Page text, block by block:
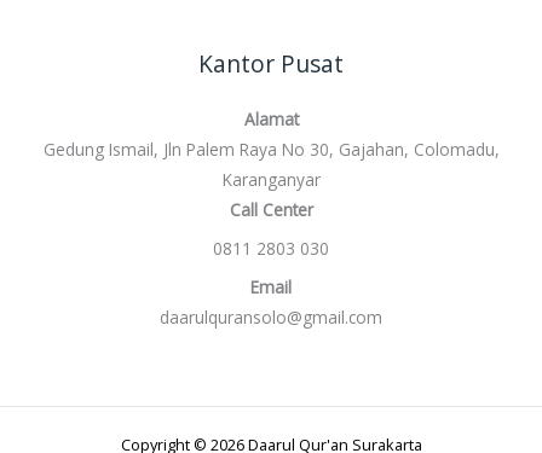
Kantor Pusat
Alamat
Gedung Ismail, Jln Palem Raya No 30, Gajahan, Colomadu,
Karanganyar
Call Center
0811 2803 030
Email
daarulquransolo@gmail.com
Copyright © 2026 Daarul Qur'an Surakarta